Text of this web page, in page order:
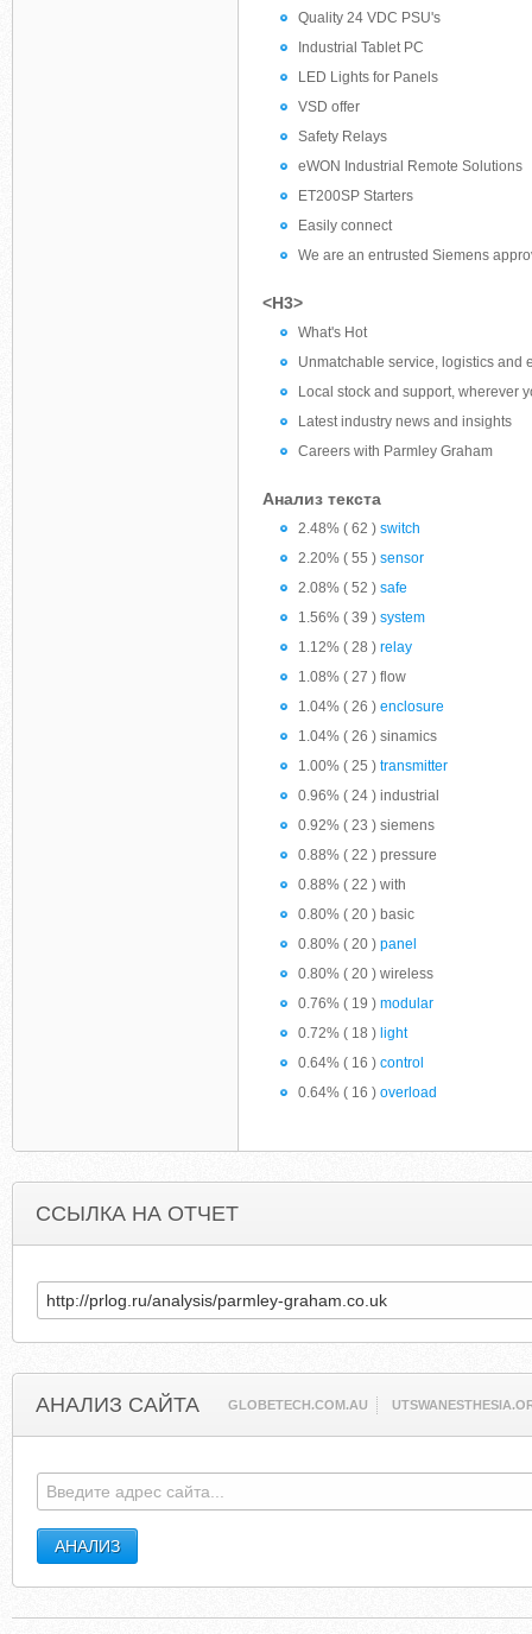
Quality 24 VDC PSU's
Industrial Tablet PC
LED Lights for Panels
VSD offer
Safety Relays
eWON Industrial Remote Solutions
ET200SP Starters
Easily connect
We are an entrusted Siemens
<H3>
What's Hot
Unmatchable service, logistics and
Local stock and support, wherever
Latest industry news and insights
Careers with Parmley Graham
Анализ текста
2.48% ( 62 ) switch
2.20% ( 55 ) sensor
2.08% ( 52 ) safe
1.56% ( 39 ) system
1.12% ( 28 ) relay
1.08% ( 27 ) flow
1.04% ( 26 ) enclosure
1.04% ( 26 ) sinamics
1.00% ( 25 ) transmitter
0.96% ( 24 ) industrial
0.92% ( 23 ) siemens
0.88% ( 22 ) pressure
0.88% ( 22 ) with
0.80% ( 20 ) basic
0.80% ( 20 ) panel
0.80% ( 20 ) wireless
0.76% ( 19 ) modular
0.72% ( 18 ) light
0.64% ( 16 ) control
0.64% ( 16 ) overload
ССЫЛКА НА ОТЧЕТ
АНАЛИЗ САЙТА GLOBETECH.COM.AU